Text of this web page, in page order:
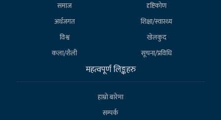
समाज
दृष्टिकोण
अर्थजगत
शिक्षा/स्वास्थ्य
विश्व
खेलकुद
कला/शैली
सूचना/प्रविधि
महत्वपूर्ण लिङ्कहरु
हाम्राे बारेमा
सम्पर्क